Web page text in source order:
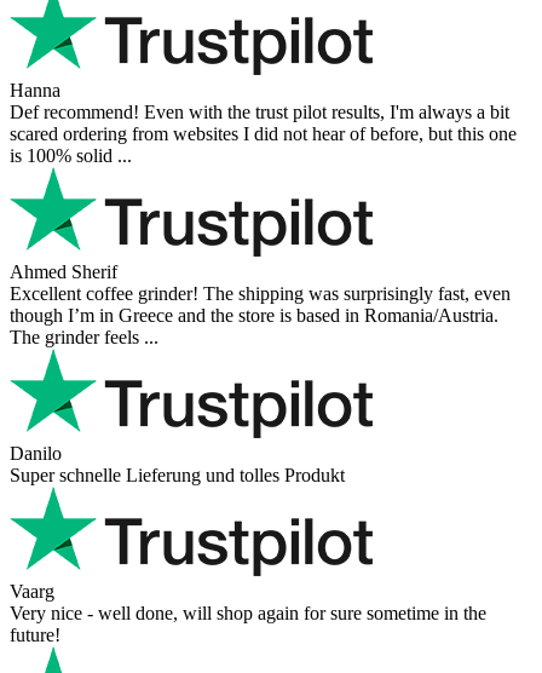
Hanna
Def recommend! Even with the trust pilot results, I'm always a bit
scared ordering from websites I did not hear of before, but this one
is 100% solid ...
Ahmed Sherif
Excellent coffee grinder! The shipping was surprisingly fast, even
though I’m in Greece and the store is based in Romania/Austria.
The grinder feels ...
Danilo
Super schnelle Lieferung und tolles Produkt
Vaarg
Very nice - well done, will shop again for sure sometime in the
future!